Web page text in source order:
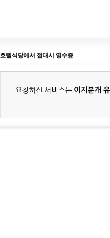
호텔식당에서 접대시 영수증
요청하신 서비스는 이지분개